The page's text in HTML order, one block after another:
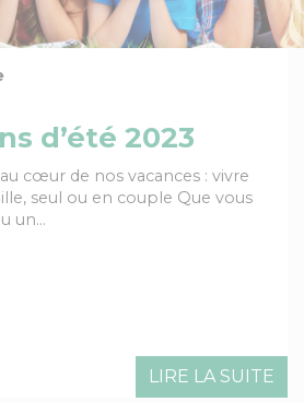
d’été 2023
cœur de nos vacances : vivre
seul ou en couple Que vous
un…
LIRE LA SUITE